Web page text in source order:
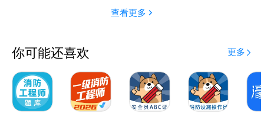
模拟考试：由系统自动生成试卷练习。
查看更多
你可能还喜欢 更多